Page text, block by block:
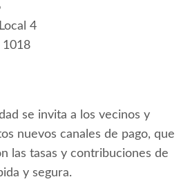
4
1018
se invita a los vecinos y
nuevos canales de pago, que
las tasas y contribuciones de
y segura.